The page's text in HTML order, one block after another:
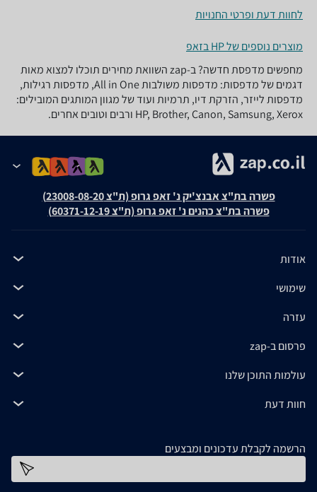
לחוות דעת ופרטי החנויות
מוצרים נוספים של HP בזאפ
מחפשים מדפסת חדשה? ב-zap השוואת מחירים תוכלו למצוא מאות
דגמים של מדפסות: מדפסות משולבות All in One, מדפסות רגילות,
מדפסות לייזר, הזרקת דיו, תרמיות ועוד של מגוון המותגים המובילים:
HP, Brother, Canon, Samsung, Xerox ורבים וטובים אחרים.
פשרה בת"צ אבנצ'יק נ' זאפ גרופ (ת"צ 23008-08-20)
פשרה בת"צ כהנים נ' זאפ גרופ (ת"צ 60371-12-19)
אודות
שימושי
עזרה
פרסום ב-zap
עולמות התוכן שלנו
חוות דעת
הרשמה לקבלת עדכונים ומבצעים